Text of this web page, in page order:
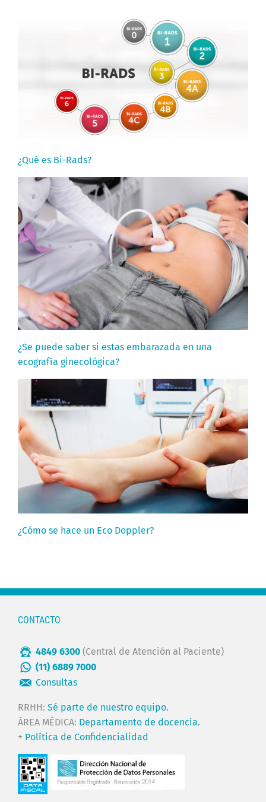
¿Qué es Bi-Rads?
¿Se puede saber si estas embarazada en una
ecografía ginecológica?
¿Cómo se hace un Eco Doppler?
CONTACTO
4849 6300 (Central de Atención al Paciente)
(11) 6889 7000
Consultas
RRHH: Sé parte de nuestro equipo.
ÁREA MÉDICA: Departamento de docencia.
+ Política de Confidencialidad